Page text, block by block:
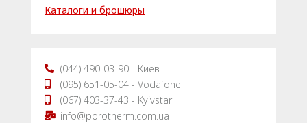
Каталоги и брошюры
(044) 490-03-90 - Киев
(095) 651-05-04 - Vodafone
(067) 403-37-43 - Kyivstar
info@porotherm.com.ua